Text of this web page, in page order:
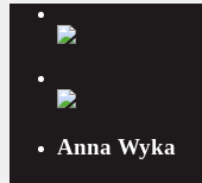
Anna Wyka